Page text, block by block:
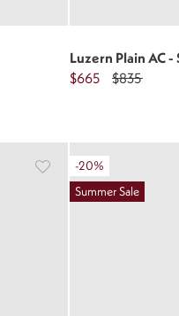
Luzern Plain AC -
$665
$835
-20%
Summer Sale